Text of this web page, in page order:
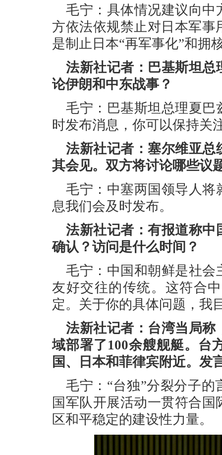
毛宁：具体情况建议向中
方依法依规禁止对日本军
是制止日本“再军事化”和拥
法新社记者：巴基斯坦总
论伊朗和中东战事？
毛宁：巴基斯坦总理夏巴
时发布消息，你可以保持关
法新社记者：塞尔维亚总
其会见。双方将讨论哪些议
毛宁：中塞两国领导人将
息我们会及时发布。
法新社记者：有报道称中
确认？访问是什么时间？
毛宁：中国和朝鲜是社会
友好交往的传统。这符合
定。关于你的具体问题，我
法新社记者：台湾当局称
域部署了100余艘舰艇。台
国、日本和菲律宾附近。发
毛宁：“台独”分裂分子
国军队开展活动一贯符合
区和平稳定的建设性力量。